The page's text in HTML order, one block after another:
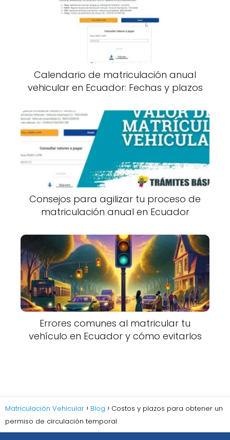
Calendario de matriculación anual
vehicular en Ecuador: Fechas y plazos
Consejos para agilizar tu proceso de
matriculación anual en Ecuador
Errores comunes al matricular tu
vehículo en Ecuador y cómo evitarlos
Matriculación Vehicular Blog
Costos y plazos para obtener un
permiso de circulación temporal